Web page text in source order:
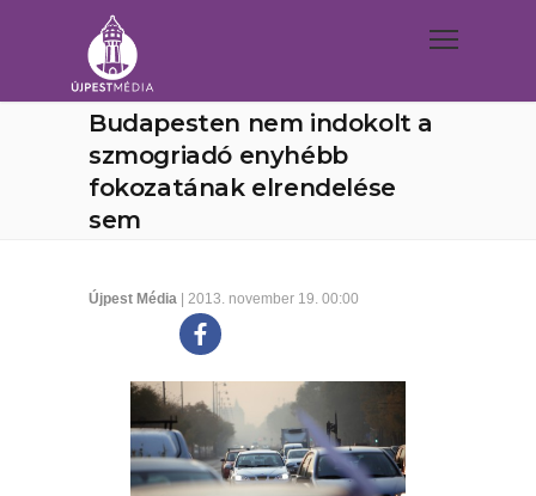
Budapesten nem indokolt a
szmogriadó enyhébb
fokozatának elrendelése
sem
Újpest Média | 2013. november 19. 00:00